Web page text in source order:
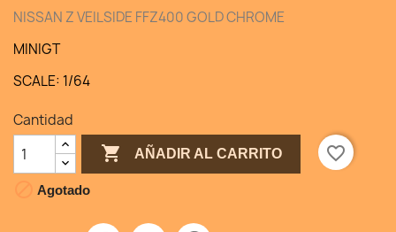
NISSAN Z VEILSIDE FFZ400 GOLD CHROME
MINIGT
SCALE: 1/64
Cantidad
 AÑADIR AL CARRITO
favorite_border
Agotado